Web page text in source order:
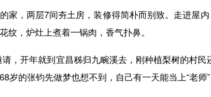
，两层7间夯土房，装修得简朴而别致。走进屋内
纹，炉灶上煮着一锅肉，香气扑鼻。
开年就到宜昌秭归九畹溪去，刚种植梨树的村民
岁的张钧先做梦也想不到，自己有一天能当上“老师”